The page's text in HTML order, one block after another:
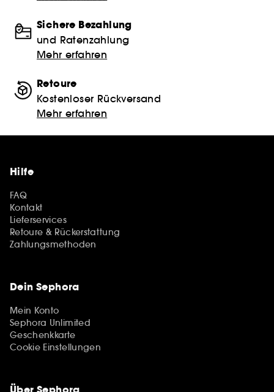
Sichere Bezahlung
und Ratenzahlung
Mehr erfahren
Retoure
Kostenloser Rückversand
Mehr erfahren
Hilfe
FAQ
Kontakt
Lieferservices
Retoure & Rückerstattung
Zahlungsmethoden
Dein Sephora
Mein Konto
Sephora Unlimited
Geschenkkarte
Cookie Einstellungen